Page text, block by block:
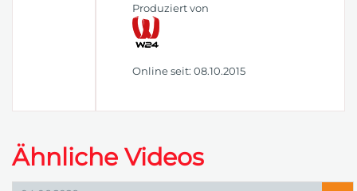
Produziert von
Online seit: 08.10.2015
Ähnliche Videos